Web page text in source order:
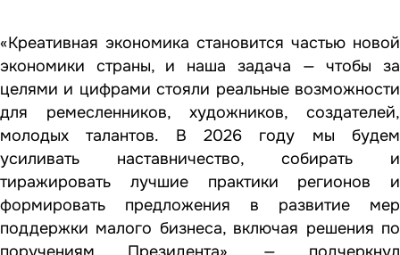
«Креативная экономика становится частью новой
экономики страны, и наша задача — чтобы за
целями и цифрами стояли реальные возможности
для ремесленников, художников, создателей,
молодых талантов. В 2026 году мы будем
усиливать наставничество, собирать и
тиражировать лучшие практики регионов и
формировать предложения в развитие мер
поддержки малого бизнеса, включая решения по